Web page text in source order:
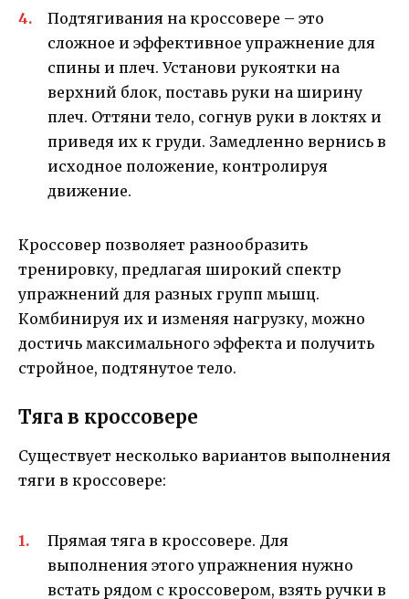
Подтягивания на кроссовере – это
сложное и эффективное упражнение для
спины и плеч. Установи рукоятки на
верхний блок, поставь руки на ширину
плеч. Оттяни тело, согнув руки в локтях и
приведя их к груди. Замедленно вернись в
исходное положение, контролируя
движение.
Кроссовер позволяет разнообразить
тренировку, предлагая широкий спектр
упражнений для разных групп мышц.
Комбинируя их и изменяя нагрузку, можно
достичь максимального эффекта и получить
стройное, подтянутое тело.
Тяга в кроссовере
Существует несколько вариантов выполнения
тяги в кроссовере:
Прямая тяга в кроссовере. Для
выполнения этого упражнения нужно
встать рядом с кроссовером, взять ручки в